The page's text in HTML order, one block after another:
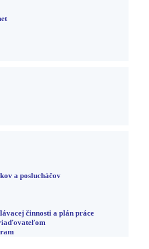
a poslucháčov
činnosti a plán práce